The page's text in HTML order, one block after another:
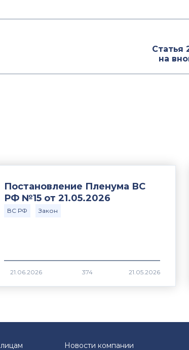
Статья
на
Постановление Пленума ВС
РФ №15 от 21.05.2026
ВС РФ Закон
374
Новости компании